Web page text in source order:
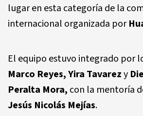
lugar en esta categoría de la
internacional organizada por
El equipo estuvo integrado por
Marco Reyes, Yira Tavarezy
Peralta Mora, con la mentoría
Jesús Nicolás Mejías.